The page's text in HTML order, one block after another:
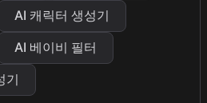
AI 캐릭터 생성기
AI 베이비 필터
기